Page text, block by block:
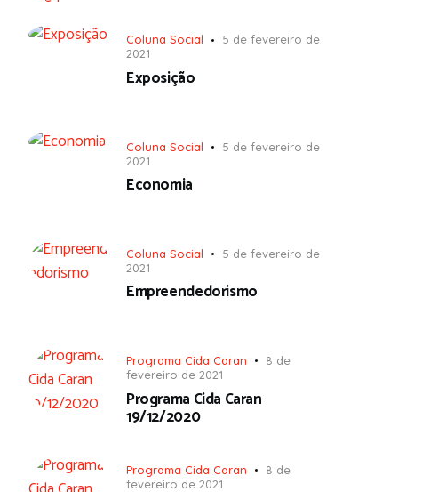
Coluna Social
5 de fevereiro de
2021
Exposição
Coluna Social
5 de fevereiro de
2021
Economia
Coluna Social
5 de fevereiro de
2021
Empreendedorismo
Programa Cida Caran
8 de
fevereiro de 2021
Programa Cida Caran
19/12/2020
Programa Cida Caran
8 de
fevereiro de 2021